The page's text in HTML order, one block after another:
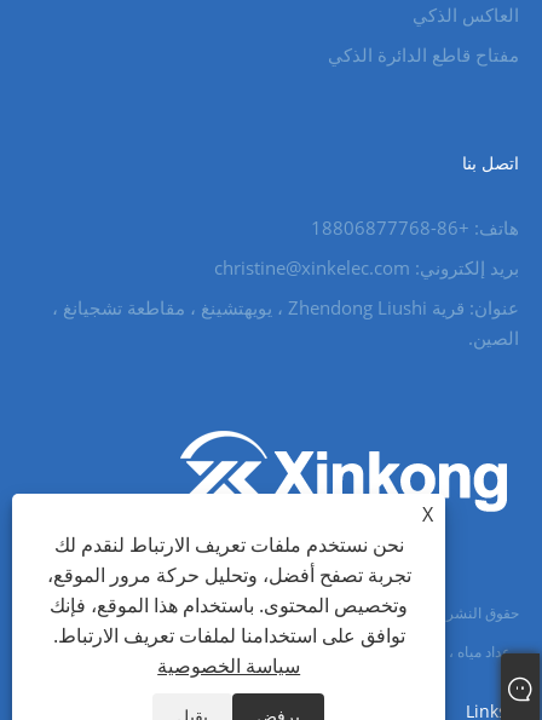
العاكس الذكي
مفتاح قاطع الدائرة الذكي
اتصل بنا
هاتف: +86-18806877768
بريد إلكتروني: christine@xinkelec.com
عنوان: قرية Zhendong Liushi ، يويهتشينغ ، مقاطعة تشجيانغ ،
الصين.
حقوق النشر © 2023 Wenzhou Xinkong Imp & exp Co.، Ltd. - بادئ تشغيل ناعم
، عداد مياه ، عداد مياه فوق صوتي - جميع الحقوق محفوظة.
Links
XML سياسة الخصوصية
X
نحن نستخدم ملفات تعريف الارتباط لنقدم لك
تجربة تصفح أفضل، وتحليل حركة مرور الموقع،
وتخصيص المحتوى. باستخدام هذا الموقع، فإنك
توافق على استخدامنا لملفات تعريف الارتباط.
سياسة الخصوصية